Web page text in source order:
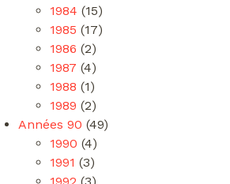
1984 (15)
1985 (17)
1986 (2)
1987 (4)
1988 (1)
1989 (2)
Années 90 (49)
1990 (4)
1991 (3)